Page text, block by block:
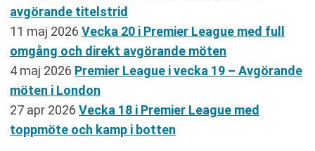
avgörande titelstrid
11 maj 2026 Vecka 20 i Premier League med full
omgång och direkt avgörande möten
4 maj 2026 Premier League i vecka 19 – Avgörande
möten i London
27 apr 2026 Vecka 18 i Premier League med
toppmöte och kamp i botten